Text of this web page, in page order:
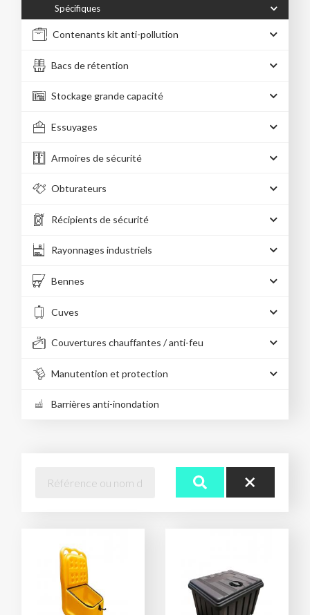
Spécifiques
Contenants kit anti-pollution
Bacs de rétention
Stockage grande capacité
Essuyages
Armoires de sécurité
Obturateurs
Récipients de sécurité
Rayonnages industriels
Bennes
Cuves
Couvertures chauffantes / anti-feu
Manutention et protection
Barrières anti-inondation